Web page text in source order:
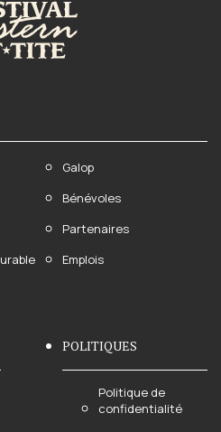
Galop
Bénévoles
Partenaires
Emplois
POLITIQUES
Politique de
confidentialité